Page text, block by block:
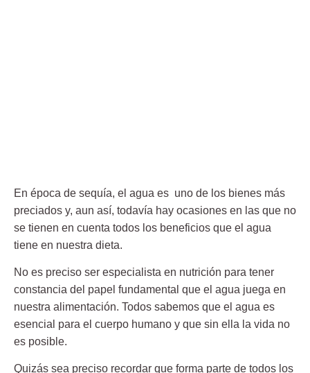
En época de sequía, el agua es uno de los bienes más
preciados y, aun así, todavía hay ocasiones en las que no
se tienen en cuenta todos los beneficios que el agua
tiene en nuestra dieta.
No es preciso ser especialista en nutrición para tener
constancia del papel fundamental que el agua juega en
nuestra alimentación. Todos sabemos que el agua es
esencial para el cuerpo humano y que sin ella la vida no
es posible.
Quizás sea preciso recordar que forma parte de todos los